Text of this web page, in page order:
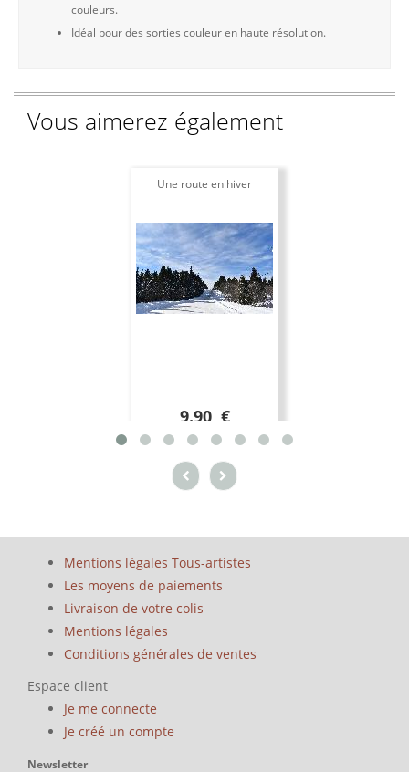
couleurs.
Idéal pour des sorties couleur en haute résolution.
Vous aimerez également
Une route en hiver
9.90 €
Mentions légales Tous-artistes
Les moyens de paiements
Livraison de votre colis
Mentions légales
Conditions générales de ventes
Espace client
Je me connecte
Je créé un compte
Newsletter